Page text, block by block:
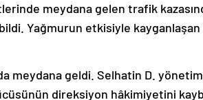
meydana gelen trafik
Yağmurun etkisiyle kayganlaşan
meydana geldi. Selhatin D.
direksiyon hâkimiyetini